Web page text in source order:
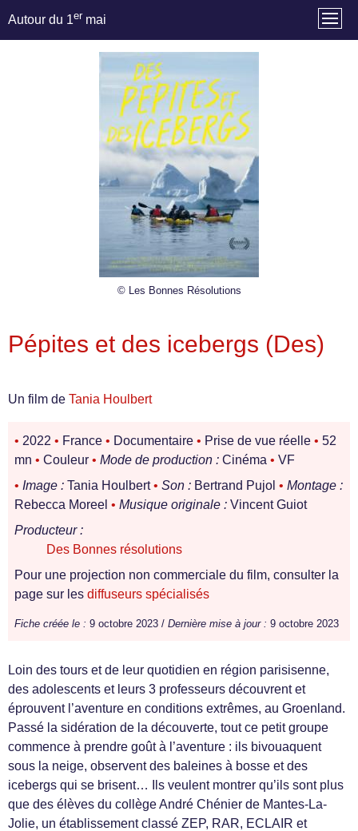
Autour du 1er mai
© Les Bonnes Résolutions
Pépites et des icebergs (Des)
Un film de Tania Houlbert
• 2022 • France • Documentaire • Prise de vue réelle • 52
mn • Couleur • Mode de production : Cinéma • VF
• Image : Tania Houlbert• Son : Bertrand Pujol • Montage :
Rebecca Moreel • Musique originale : Vincent Guiot
Producteur :
Des Bonnes résolutions
Pour une projection non commerciale du film, consulter la
page sur les diffuseurs spécialisés
Fiche créée le : 9 octobre 2023 / Dernière mise à jour : 9 octobre 2023
Loin des tours et de leur quotidien en région parisisenne,
des adolescents et leurs 3 professeurs découvrent et
éprouvent l’aventure en conditions extrêmes, au Groenland.
Passé la sidération de la découverte, tout ce petit groupe
commence à prendre goût à l’aventure : ils bivouaquent
sous la neige, observent des baleines à bosse et des
icebergs qui se brisent… Ils veulent montrer qu’ils sont plus
que des élèves du collège André Chénier de Mantes-La-
Jolie, un établissement classé ZEP, RAR, ECLAIR et